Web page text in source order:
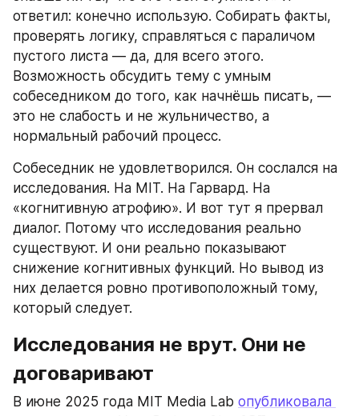
ответил: конечно использую. Собирать факты,
проверять логику, справляться с параличом
пустого листа — да, для всего этого.
Возможность обсудить тему с умным
собеседником до того, как начнёшь писать, —
это не слабость и не жульничество, а
нормальный рабочий процесс.
Собеседник не удовлетворился. Он сослался на
исследования. На MIT. На Гарвард. На
«когнитивную атрофию». И вот тут я прервал
диалог. Потому что исследования реально
существуют. И они реально показывают
снижение когнитивных функций. Но вывод из
них делается ровно противоположный тому,
который следует.
Исследования не врут. Они не
договаривают
В июне 2025 года MIT Media Lab опубликовала